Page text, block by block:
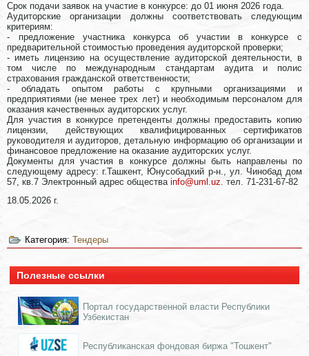
Срок подачи заявок на участие в конкурсе: до 01 июня 2026 года.
Аудиторские организации должны соответствовать следующим
критериям:
- предложение участника конкурса об участии в конкурсе с
предварительной стоимостью проведения аудиторской проверки;
- иметь лицензию на осуществление аудиторской деятельности, в
том числе по международным стандартам аудита и полис
страхования гражданской ответственности;
- обладать опытом работы с крупными организациями и
предприятиями (не менее трех лет) и необходимым персоналом для
оказания качественных аудиторских услуг.
Для участия в конкурсе претенденты должны предоставить копию
лицензии, действующих квалифицированных сертификатов
руководителя и аудиторов, детальную информацию об организации и
финансовое предложение на оказание аудиторских услуг.
Документы для участия в конкурсе должны быть направлены по
следующему адресу: г.Ташкент, Юнусобадкий р-н., ул. Чинобад дом
57, кв.7 Электронный адрес обществаinfo@uml.uz. тел. 71-231-67-82
18.05.2026 г.
Категория:Тендеры
Полезные ссылки
Портал государственной власти Республики
Узбекистан
Республиканская фондовая биржа "Тошкент"